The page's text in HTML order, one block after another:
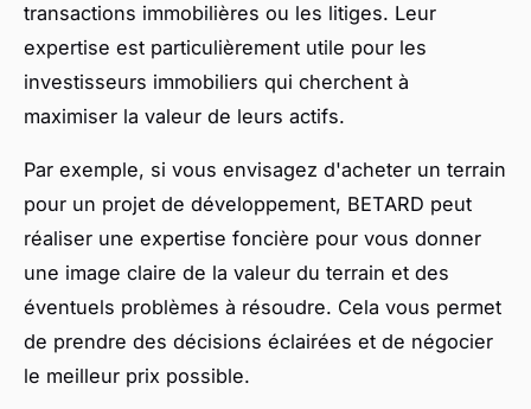
transactions immobilières ou les litiges. Leur
expertise est particulièrement utile pour les
investisseurs immobiliers qui cherchent à
maximiser la valeur de leurs actifs.
Par exemple, si vous envisagez d'acheter un terrain
pour un projet de développement, BETARD peut
réaliser une expertise foncière pour vous donner
une image claire de la valeur du terrain et des
éventuels problèmes à résoudre. Cela vous permet
de prendre des décisions éclairées et de négocier
le meilleur prix possible.